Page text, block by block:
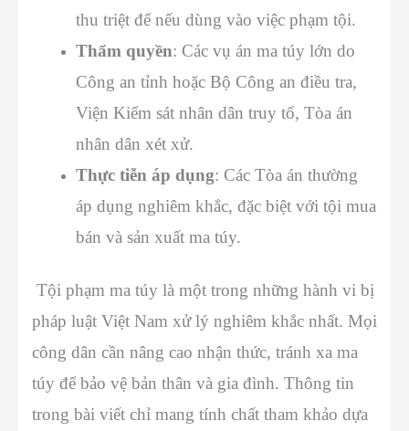
thu triệt để nếu dùng vào việc phạm tội.
Thẩm quyền: Các vụ án ma túy lớn do
Công an tỉnh hoặc Bộ Công an điều tra,
Viện Kiểm sát nhân dân truy tố, Tòa án
nhân dân xét xử.
Thực tiễn áp dụng: Các Tòa án thường
áp dụng nghiêm khắc, đặc biệt với tội mua
bán và sản xuất ma túy.
Tội phạm ma túy là một trong những hành vi bị
pháp luật Việt Nam xử lý nghiêm khắc nhất. Mọi
công dân cần nâng cao nhận thức, tránh xa ma
túy để bảo vệ bản thân và gia đình. Thông tin
trong bài viết chỉ mang tính chất tham khảo dựa